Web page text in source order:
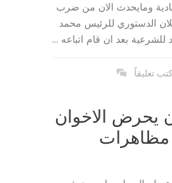
ومايحدث الان من ضرب
الدستوري للرئيس محمد
بعد ان قام اتباعه ...
تعليقاً
يحرض الاخوان
مظاهرات